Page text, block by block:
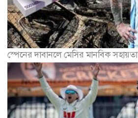
স্পেনের দাবানলে মেসির মানবিক সহায়তা